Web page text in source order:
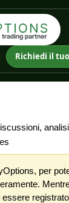
Richiedi il
per